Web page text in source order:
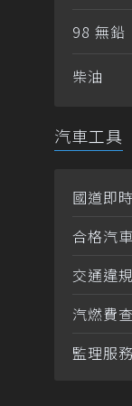
98 無鉛
柴油
汽車工具
國道即
合格汽
交通違
汽燃費
監理服